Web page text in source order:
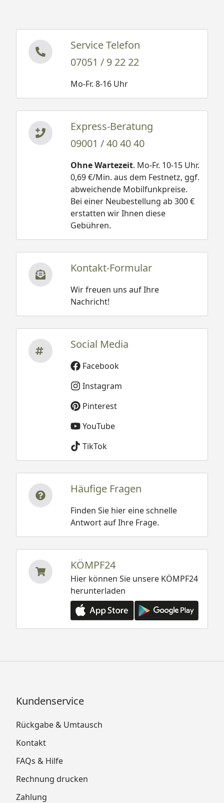
Service Telefon
07051 / 9 22 22
Mo-Fr. 8-16 Uhr
Express-Beratung
09001 / 40 40 40
Ohne Wartezeit. Mo-Fr. 10-15 Uhr.
0,69 €/Min. aus dem Festnetz, ggf.
abweichende Mobilfunkpreise.
Bei einer Neubestellung ab 300 €
erstatten wir Ihnen diese
Gebühren.
Kontakt-Formular
Wir freuen uns auf Ihre
Nachricht!
Social Media
Facebook
Instagram
Pinterest
YouTube
TikTok
Häufige Fragen
Finden Sie hier eine schnelle
Antwort auf Ihre Frage.
KÖMPF24
Hier können Sie unsere KÖMPF24
herunterladen
Kundenservice
Rückgabe & Umtausch
Kontakt
FAQs & Hilfe
Rechnung drucken
Zahlung